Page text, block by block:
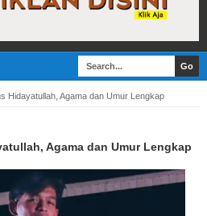
Hidayatullah, Agama dan Umur Lengkap
Agama dan Umur Lengkap